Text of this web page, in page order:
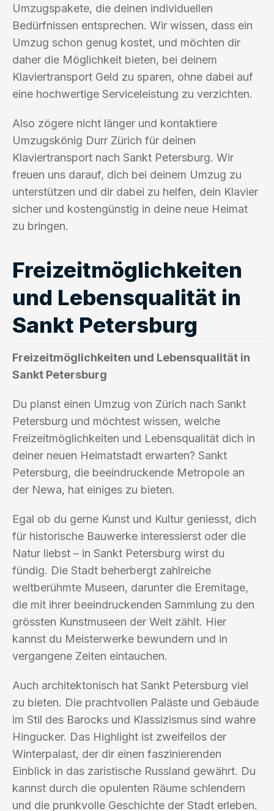
Umzugspakete, die deinen individuellen
Bedürfnissen entsprechen. Wir wissen, dass ein
Umzug schon genug kostet, und möchten dir
daher die Möglichkeit bieten, bei deinem
Klaviertransport Geld zu sparen, ohne dabei auf
eine hochwertige Serviceleistung zu verzichten.
Also zögere nicht länger und kontaktiere
Umzugskönig Durr Zürich für deinen
Klaviertransport nach Sankt Petersburg. Wir
freuen uns darauf, dich bei deinem Umzug zu
unterstützen und dir dabei zu helfen, dein Klavier
sicher und kostengünstig in deine neue Heimat
zu bringen.
Freizeitmöglichkeiten
und Lebensqualität in
Sankt Petersburg
Freizeitmöglichkeiten und Lebensqualität in
Sankt Petersburg
Du planst einen Umzug von Zürich nach Sankt
Petersburg und möchtest wissen, welche
Freizeitmöglichkeiten und Lebensqualität dich in
deiner neuen Heimatstadt erwarten? Sankt
Petersburg, die beeindruckende Metropole an
der Newa, hat einiges zu bieten.
Egal ob du gerne Kunst und Kultur geniesst, dich
für historische Bauwerke interessierst oder die
Natur liebst – in Sankt Petersburg wirst du
fündig. Die Stadt beherbergt zahlreiche
weltberühmte Museen, darunter die Eremitage,
die mit ihrer beeindruckenden Sammlung zu den
grössten Kunstmuseen der Welt zählt. Hier
kannst du Meisterwerke bewundern und in
vergangene Zeiten eintauchen.
Auch architektonisch hat Sankt Petersburg viel
zu bieten. Die prachtvollen Paläste und Gebäude
im Stil des Barocks und Klassizismus sind wahre
Hingucker. Das Highlight ist zweifellos der
Winterpalast, der dir einen faszinierenden
Einblick in das zaristische Russland gewährt. Du
kannst durch die opulenten Räume schlendern
und die prunkvolle Geschichte der Stadt erleben.